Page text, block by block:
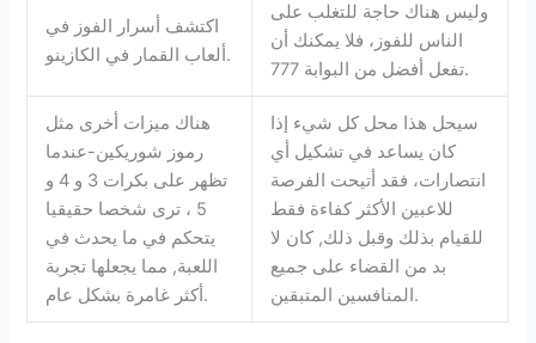
اكتشف أسرار الفوز في
ألعاب القمار في الكازينو.
وليس هناك حاجة للتغلب على
الناس للفوز، فلا يمكنك أن
تفعل أفضل من البوابة 777.
هناك ميزات أخرى مثل
رموز شوريكين-عندما
تظهر على بكرات 3 و 4 و
5 ، ترى شخصا حقيقيا
يتحكم في ما يحدث في
اللعبة, مما يجعلها تجربة
أكثر غامرة بشكل عام.
سيحل هذا محل كل شيء إذا
كان يساعد في تشكيل أي
انتصارات، فقد أتيحت الفرصة
للاعبين الأكثر كفاءة فقط
للقيام بذلك وقبل ذلك, كان لا
بد من القضاء على جميع
المنافسين المتبقين.